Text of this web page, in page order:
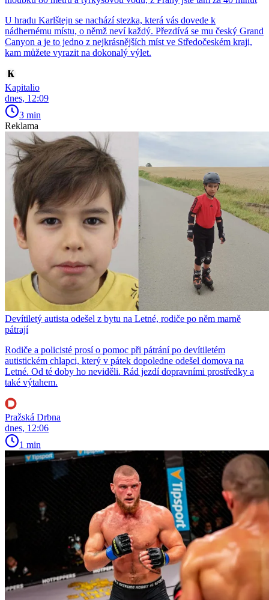
U hradu Karlštejn se nachází stezka, která vás dovede k
nádhernému místu, o němž neví každý. Přezdívá se mu český Grand
Canyon a je to jedno z nejkrásnějších míst ve Středočeském kraji,
kam můžete vyrazit na dokonalý výlet.
Kapitalio
dnes, 12:09
3 min
Reklama
Devítiletý autista odešel z bytu na Letné, rodiče po něm marně
pátrají
Rodiče a policisté prosí o pomoc při pátrání po devítiletém
autistickém chlapci, který v pátek dopoledne odešel domova na
Letné. Od té doby ho neviděli. Rád jezdí dopravními prostředky a
také výtahem.
Pražská Drbna
dnes, 12:06
1 min